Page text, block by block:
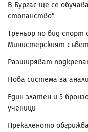
В Бургас ще се
стопанство“
Треньор по вид спорт
Министерският съвет
Разширяват
Нова система за
Един златен и 5
ученици
Прекаленото